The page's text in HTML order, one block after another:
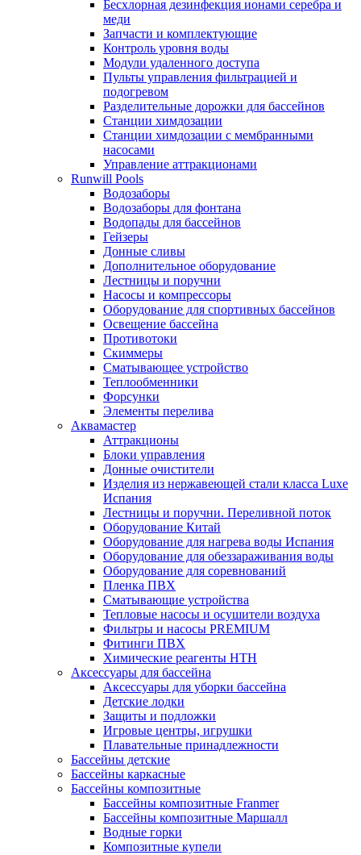
Беcхлорная дезинфекция ионами серебра и
меди
Запчасти и комплектующие
Контроль уровня воды
Модули удаленного доступа
Пульты управления фильтрацией и
подогревом
Разделительные дорожки для бассейнов
Станции химдозации
Станции химдозации с мембранными
насосами
Управление аттракционами
Runwill Pools
Водозаборы
Водозаборы для фонтана
Водопады для бассейнов
Гейзеры
Донные сливы
Дополнительное оборудование
Лестницы и поручни
Насосы и компрессоры
Оборудование для спортивных бассейнов
Освещение бассейна
Противотоки
Скиммеры
Сматывающее устройство
Теплообменники
Форсунки
Элементы перелива
Аквамастер
Аттракционы
Блоки управления
Донные очистители
Изделия из нержавеющей стали класса Luxe
Испания
Лестницы и поручни. Переливной поток
Оборудование Китай
Оборудование для нагрева воды Испания
Оборудование для обеззараживания воды
Оборудование для соревнований
Пленка ПВХ
Сматывающие устройства
Тепловые насосы и осушители воздуха
Фильтры и насосы PREMIUM
Фитинги ПВХ
Химические реагенты HTH
Аксессуары для бассейна
Аксессуары для уборки бассейна
Детские лодки
Защиты и подложки
Игровые центры, игрушки
Плавательные принадлежности
Бассейны детские
Бассейны каркасные
Бассейны композитные
Бассейны композитные Franmer
Бассейны композитные Маршалл
Водные горки
Композитные купели